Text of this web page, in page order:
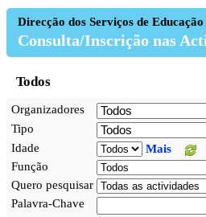
Direcção dos Serviços de
Consulta/Inscrição nas
Todos
Organizadores
Tipo
Idade
Mais
Função
Quero pesquisar
Palavra-Chave